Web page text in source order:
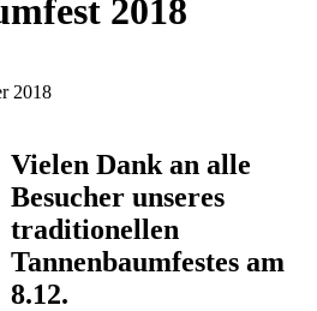
2018
2018
Vielen Dank an alle
Besucher unseres
traditionellen
Tannenbaumfestes am
8.12.